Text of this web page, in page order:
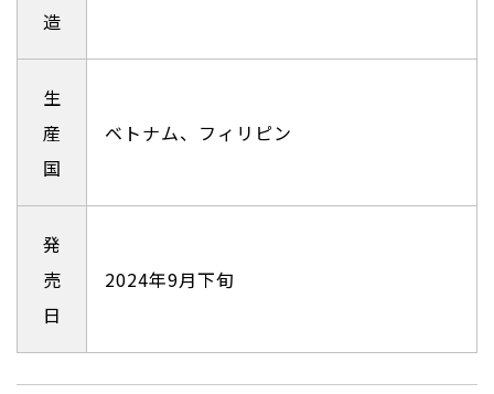
造
生
産
国
ベトナム、フィリピン
発
売
日
2024年9⽉下旬